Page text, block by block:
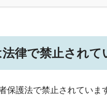
律で禁止されて
保護法で禁止されていま